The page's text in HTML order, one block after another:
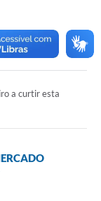
a curtir esta